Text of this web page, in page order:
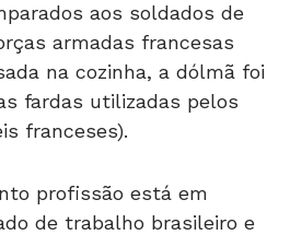
aos soldados de
armadas francesas
na cozinha, a dólmã foi
fardas utilizadas pelos
franceses).
profissão está em
de trabalho brasileiro e